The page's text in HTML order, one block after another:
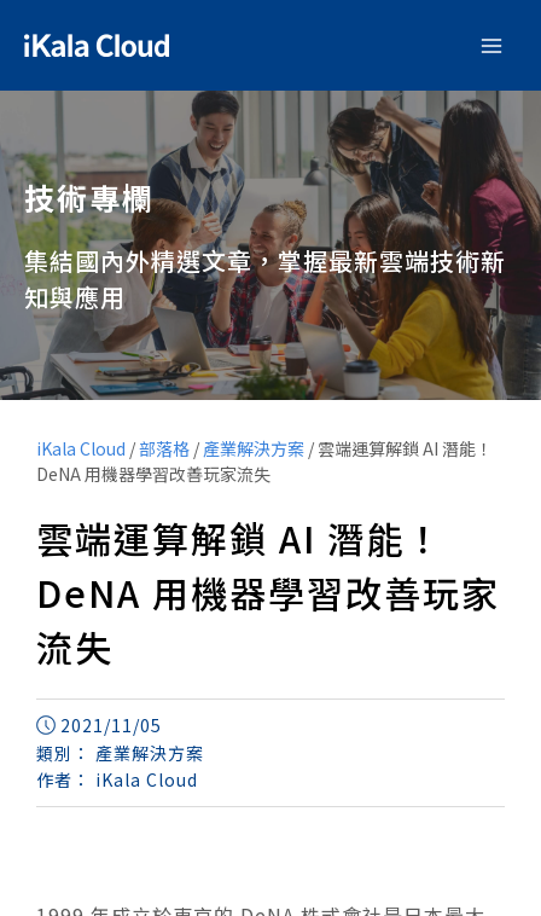
技術專欄
集結國內外精選文章，掌握最新雲端技術新
知與應用
iKala Cloud /部落格 / 產業解決方案 / 雲端運算解鎖 AI 潛能！
DeNA 用機器學習改善玩家流失
雲端運算解鎖 AI 潛能！
DeNA 用機器學習改善玩家
流失
2021/11/05
類別： 產業解決方案
作者： iKala Cloud